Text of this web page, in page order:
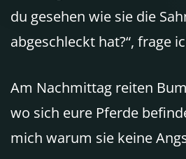
du gesehen wie sie die
abgeschleckt hat?“, frage
Am Nachmittag reiten
wo sich eure Pferde
mich warum sie keine